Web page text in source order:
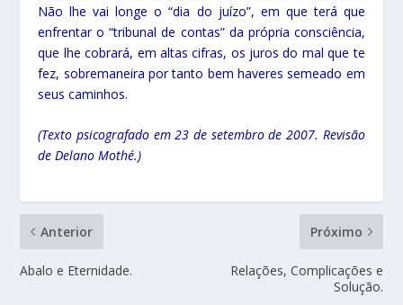
Não lhe vai longe o “dia do juízo”, em que terá que
enfrentar o “tribunal de contas” da própria consciência,
que lhe cobrará, em altas cifras, os juros do mal que te
fez, sobremaneira por tanto bem haveres semeado em
seus caminhos.
(Texto psicografado em 23 de setembro de 2007. Revisão
de Delano Mothé.)
Anterior
Abalo e Eternidade.
Próximo
Relações, Complicações e
Solução.